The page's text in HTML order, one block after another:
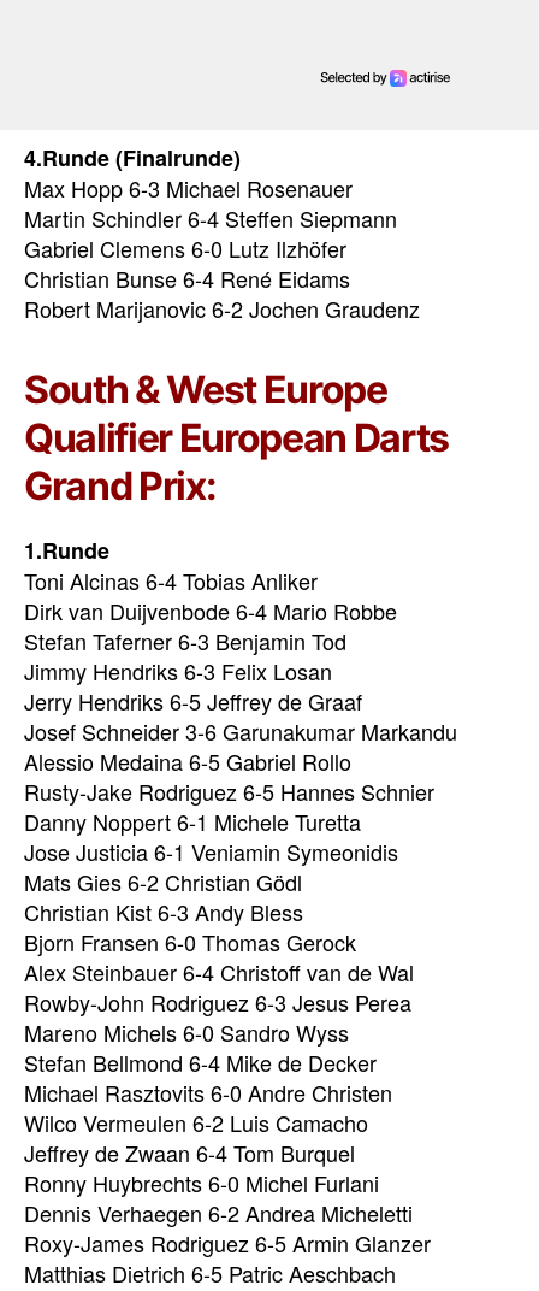
4.Runde (Finalrunde)
Max Hopp 6-3 Michael Rosenauer
Martin Schindler 6-4 Steffen Siepmann
Gabriel Clemens 6-0 Lutz Ilzhöfer
Christian Bunse 6-4 René Eidams
Robert Marijanovic 6-2 Jochen Graudenz
South & West Europe
Qualifier European Darts
Grand Prix:
1.Runde
Toni Alcinas 6-4 Tobias Anliker
Dirk van Duijvenbode 6-4 Mario Robbe
Stefan Taferner 6-3 Benjamin Tod
Jimmy Hendriks 6-3 Felix Losan
Jerry Hendriks 6-5 Jeffrey de Graaf
Josef Schneider 3-6 Garunakumar Markandu
Alessio Medaina 6-5 Gabriel Rollo
Rusty-Jake Rodriguez 6-5 Hannes Schnier
Danny Noppert 6-1 Michele Turetta
Jose Justicia 6-1 Veniamin Symeonidis
Mats Gies 6-2 Christian Gödl
Christian Kist 6-3 Andy Bless
Bjorn Fransen 6-0 Thomas Gerock
Alex Steinbauer 6-4 Christoff van de Wal
Rowby-John Rodriguez 6-3 Jesus Perea
Mareno Michels 6-0 Sandro Wyss
Stefan Bellmond 6-4 Mike de Decker
Michael Rasztovits 6-0 Andre Christen
Wilco Vermeulen 6-2 Luis Camacho
Jeffrey de Zwaan 6-4 Tom Burquel
Ronny Huybrechts 6-0 Michel Furlani
Dennis Verhaegen 6-2 Andrea Micheletti
Roxy-James Rodriguez 6-5 Armin Glanzer
Matthias Dietrich 6-5 Patric Aeschbach